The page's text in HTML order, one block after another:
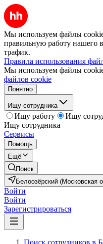
Мы используем файлы
правильную работу нашего
трафик.
Правила использования
Мы используем файлы
файлов cookie
Понятно
Ищу сотрудника
Ищу работу
Ищу
Ищу сотрудника
Сервисы
Помощь
Ещё
Поиск
Белоозёрский (Московская
Войти
Войти
Зарегистрироваться
Поиск сотрудников в